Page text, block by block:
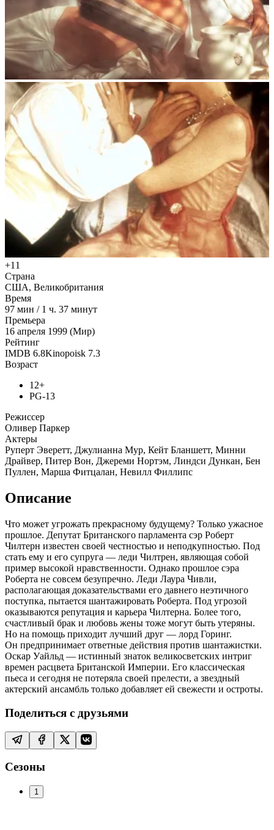
+11
Страна
США, Великобритания
Время
97 мин / 1 ч. 37 минут
Премьера
16 апреля 1999 (Мир)
Рейтинг
IMDB 6.8Kinopoisk 7.3
Возраст
12+
PG-13
Режиссер
Оливер Паркер
Актеры
Руперт Эверетт, Джулианна Мур, Кейт Бланшетт, Минни
Драйвер, Питер Вон, Джереми Нортэм, Линдси Дункан, Бен
Пуллен, Марша Фитцалан, Невилл Филлипс
Описание
Что может угрожать прекрасному будущему? Только ужасное
прошлое. Депутат Британского парламента сэр Роберт
Чилтерн известен своей честностью и неподкупностью. Под
стать ему и его супруга — леди Чилтрен, являющая собой
пример высокой нравственности. Однако прошлое сэра
Роберта не совсем безупречно. Леди Лаура Чивли,
располагающая доказательствами его давнего неэтичного
поступка, пытается шантажировать Роберта. Под угрозой
оказываются репутация и карьера Чилтерна. Более того,
счастливый брак и любовь жены тоже могут быть утеряны.
Но на помощь приходит лучший друг — лорд Горинг.
Он предпринимает ответные действия против шантажистки.
Оскар Уайльд — истинный знаток великосветских интриг
времен расцвета Британской Империи. Его классическая
пьеса и сегодня не потеряла своей прелести, а звездный
актерский ансамбль только добавляет ей свежести и остроты.
Поделиться с друзьями
Сезоны
1